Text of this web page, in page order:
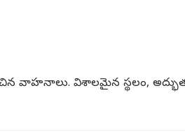
వాహనాలు. విశాలమైన స్థలం,